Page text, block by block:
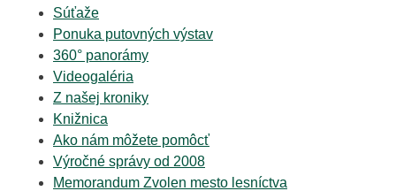
Súťaže
Ponuka putovných výstav
360° panorámy
Videogaléria
Z našej kroniky
Knižnica
Ako nám môžete pomôcť
Výročné správy od 2008
Memorandum Zvolen mesto lesníctva